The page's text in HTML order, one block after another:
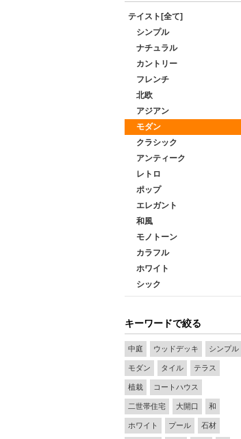
テイスト[全て]
シンプル
ナチュラル
カントリー
フレンチ
北欧
アジアン
モダン
クラシック
アンティーク
レトロ
ポップ
エレガント
和風
モノトーン
カラフル
ホワイト
シック
キーワードで絞る
中庭 ウッドデッキ シンプル
モダン タイル テラス
植栽 コートハウス
二世帯住宅 大開口 和
ホワイト プール 石材